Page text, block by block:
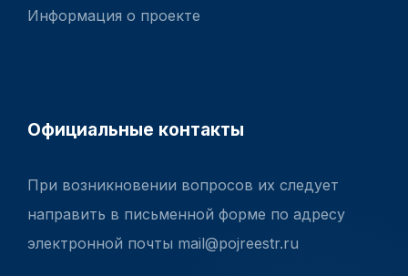
Информация о проекте
Официальные контакты
При возникновении вопросов их следует
направить в письменной форме по адресу
электронной почты mail@pojreestr.ru